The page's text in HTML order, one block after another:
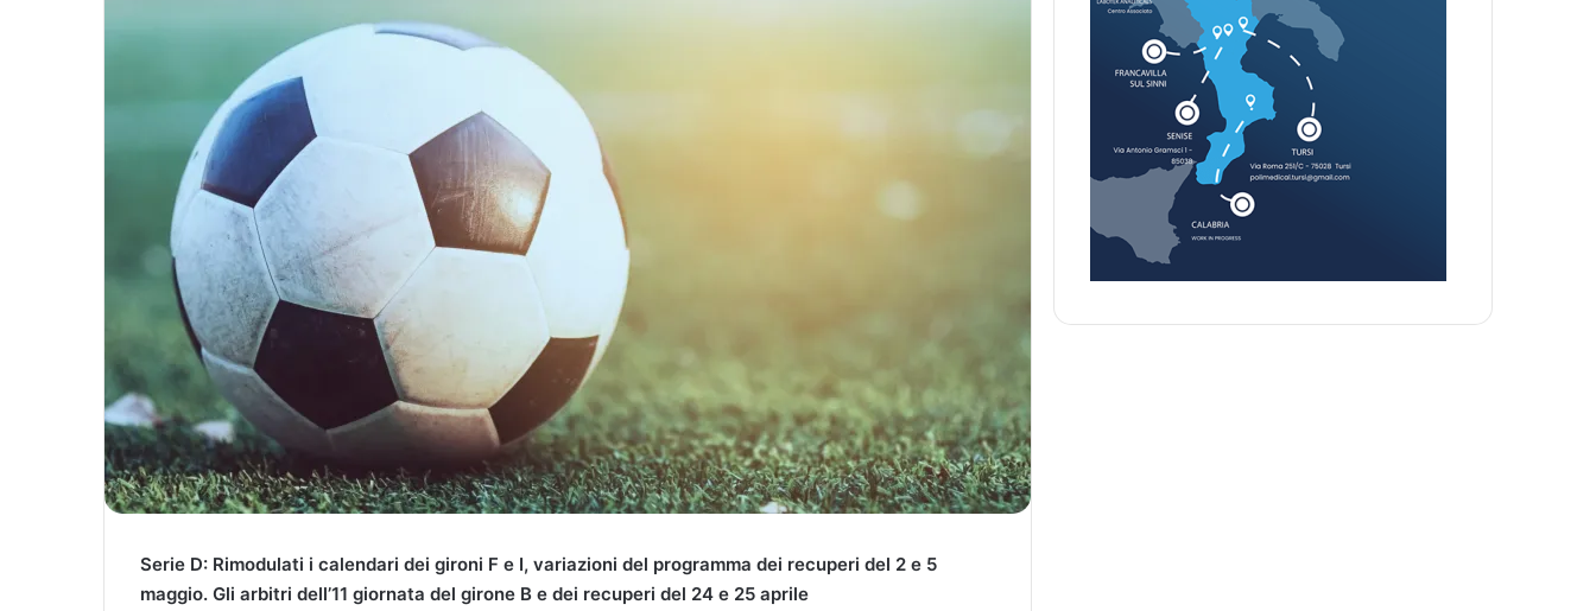
Serie D: Rimodulati i calendari dei gironi F e I, variazioni del programma dei recuperi del 2 e 5
maggio. Gli arbitri dell’11 giornata del girone B e dei recuperi del 24 e 25 aprile